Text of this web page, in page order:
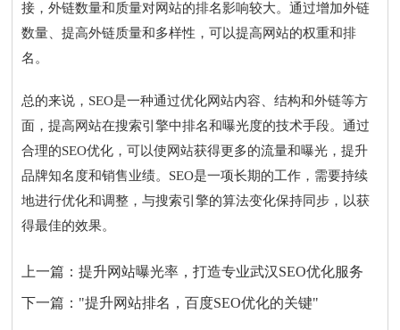
接，外链数量和质量对网站的排名影响较大。通过增加外链
数量、提高外链质量和多样性，可以提高网站的权重和排
名。
总的来说，SEO是一种通过优化网站内容、结构和外链等方
面，提高网站在搜索引擎中排名和曝光度的技术手段。通过
合理的SEO优化，可以使网站获得更多的流量和曝光，提升
品牌知名度和销售业绩。SEO是一项长期的工作，需要持续
地进行优化和调整，与搜索引擎的算法变化保持同步，以获
得最佳的效果。
上一篇：提升网站曝光率，打造专业武汉SEO优化服务
下一篇： "提升网站排名，百度SEO优化的关键"